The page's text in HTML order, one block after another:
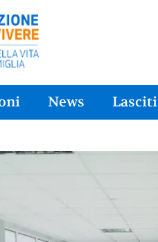
News Lasciti